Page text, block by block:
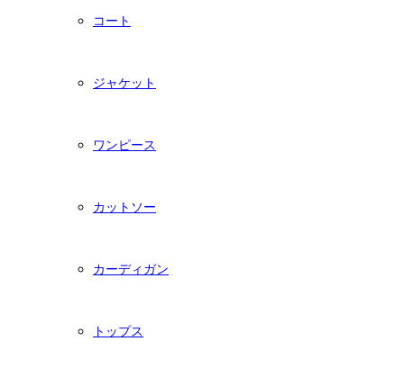
コート
ジャケット
ワンピース
カットソー
カーディガン
トップス